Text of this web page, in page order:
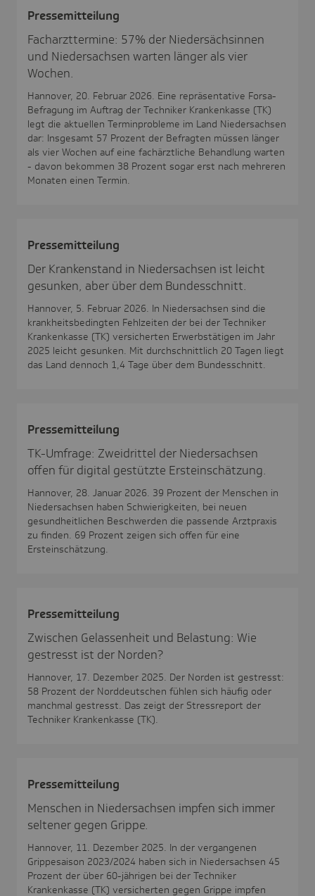
Pres­se­mit­tei­lung
Facharzttermine: 57% der Niedersächsinnen
und Niedersachsen warten länger als vier
Wochen.
Hannover, 20. Februar 2026. Eine repräsentative Forsa-
Befragung im Auftrag der Techniker Krankenkasse (TK)
legt die aktuellen Terminprobleme im Land Niedersachsen
dar: Insgesamt 57 Prozent der Befragten müssen länger
als vier Wochen auf eine fachärztliche Behandlung warten
- davon bekommen 38 Prozent sogar erst nach mehreren
Monaten einen Termin.
Pres­se­mit­tei­lung
Der Krankenstand in Niedersachsen ist leicht
gesunken, aber über dem Bundesschnitt.
Hannover, 5. Februar 2026. In Niedersachsen sind die
krankheitsbedingten Fehlzeiten der bei der Techniker
Krankenkasse (TK) versicherten Erwerbstätigen im Jahr
2025 leicht gesunken. Mit durchschnittlich 20 Tagen liegt
das Land dennoch 1,4 Tage über dem Bundesschnitt.
Pres­se­mit­tei­lung
TK-Umfrage: Zweidrittel der Niedersachsen
offen für digital gestützte Ersteinschätzung.
Hannover, 28. Januar 2026. 39 Prozent der Menschen in
Niedersachsen haben Schwierigkeiten, bei neuen
gesundheitlichen Beschwerden die passende Arztpraxis
zu finden. 69 Prozent zeigen sich offen für eine
Ersteinschätzung.
Pres­se­mit­tei­lung
Zwischen Gelassenheit und Belastung: Wie
gestresst ist der Norden?
Hannover, 17. Dezember 2025. Der Norden ist gestresst:
58 Prozent der Norddeutschen fühlen sich häufig oder
manchmal gestresst. Das zeigt der Stressreport der
Techniker Krankenkasse (TK).
Pres­se­mit­tei­lung
Menschen in Niedersachsen impfen sich immer
seltener gegen Grippe.
Hannover, 11. Dezember 2025. In der vergangenen
Grippesaison 2023/2024 haben sich in Niedersachsen 45
Prozent der über 60-jährigen bei der Techniker
Krankenkasse (TK) versicherten gegen Grippe impfen